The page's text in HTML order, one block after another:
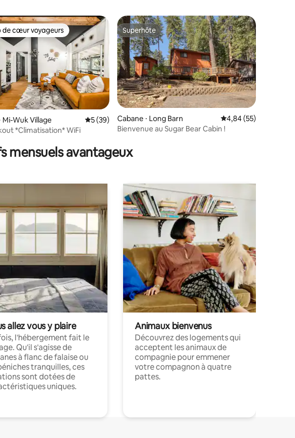
la base de 141 commentaires : 4,86 sur 5
cœur voyageurs les plus appréciés
de cœur voyageurs
Mi-Wuk Village Évaluation moyenne sur la base de 39 commentaires : 5 sur 5
5 (39)
*Climatisation* WiFi
Superhôte
Superhôte
Cabane ⋅ Long Barn Évaluation moyenne
4,84 (55)
Bienvenue au Sugar Bear Cabin !
mensuels avantageux
allez vous y plaire
l'hébergement fait le
Qu'il s'agisse de
à flanc de falaise ou
tranquilles, ces
sont dotées de
uniques.
Animaux bienvenus
Découvrez des logements qui
acceptent les animaux de
compagnie pour emmener
votre compagnon à quatre
pattes.